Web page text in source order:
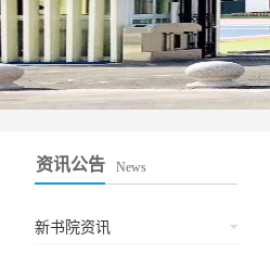
资讯公告 News
新书院资讯